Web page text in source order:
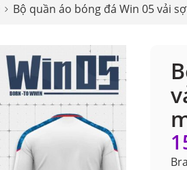
Bộ quần áo bóng đá Win 05 vải